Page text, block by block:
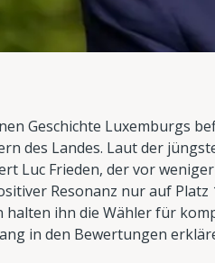
Geschichte Luxemburgs
des Landes. Laut der
Luc Frieden, der vor
Resonanz nur auf
ihn die Wähler für
in den Bewertungen